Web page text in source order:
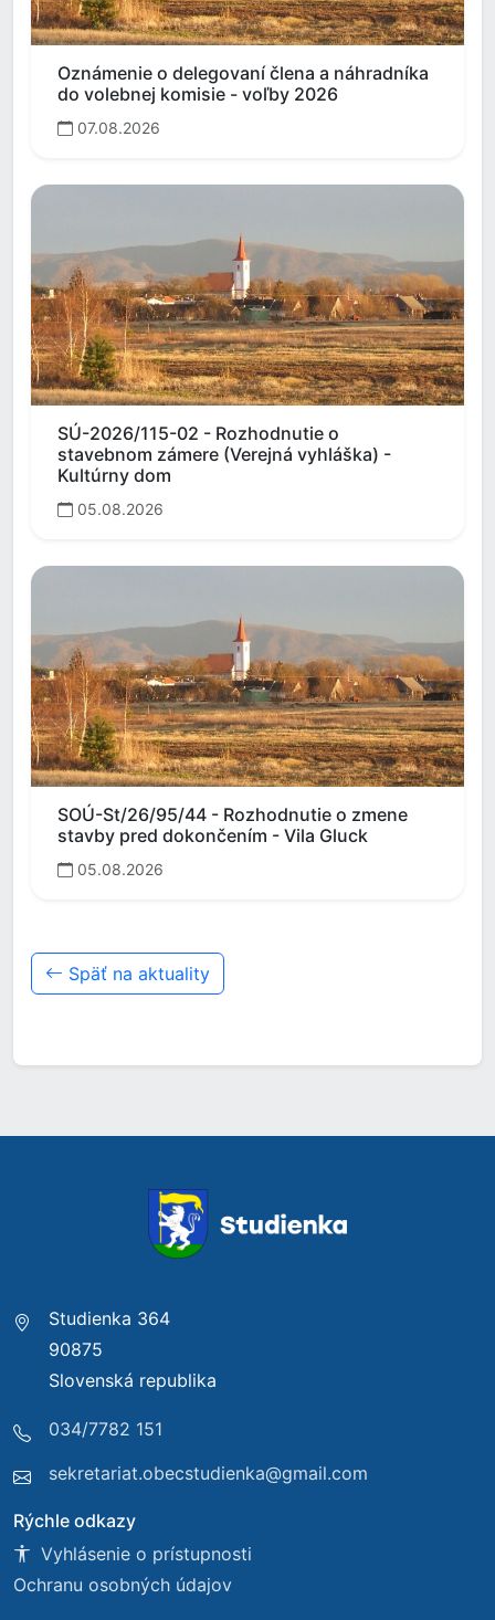
Oznámenie o delegovaní člena a náhradníka
do volebnej komisie - voľby 2026
07.08.2026
SÚ-2026/115-02 - Rozhodnutie o
stavebnom zámere (Verejná vyhláška) -
Kultúrny dom
05.08.2026
SOÚ-St/26/95/44 - Rozhodnutie o zmene
stavby pred dokončením - Vila Gluck
05.08.2026
Späť na aktuality
Studienka 364
90875
Slovenská republika
034/7782 151
sekretariat.obecstudienka@gmail.com
Rýchle odkazy
Vyhlásenie o prístupnosti
Ochranu osobných údajov